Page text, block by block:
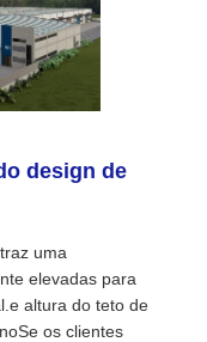
design de
uma
elevadas para
altura do teto de
os clientes